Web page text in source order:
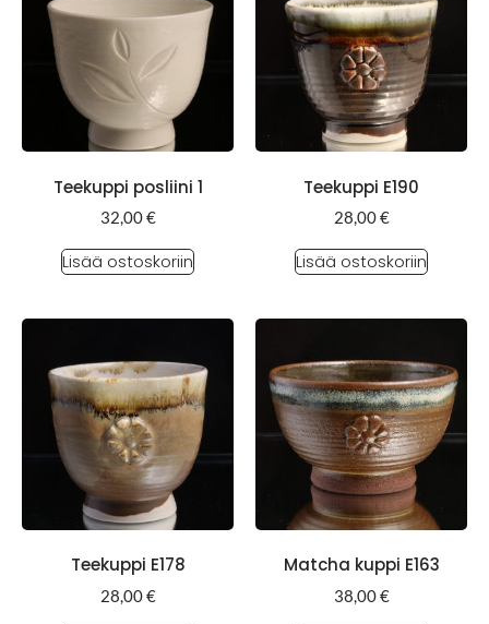
Teekuppi posliini 1
32,00€
Lisää ostoskoriin
Teekuppi E190
28,00€
Lisää ostoskoriin
Teekuppi E178
28,00€
Matcha kuppi E163
38,00€